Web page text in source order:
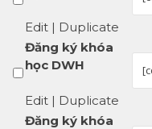
Edit | Duplicate
Đăng ký khóa
học DWH
Edit | Duplicate
Đăng ký khóa